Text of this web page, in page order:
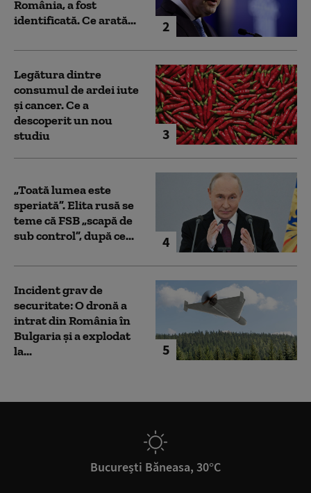
2
România, a fost
identificată. Ce arată...
3
Legătura dintre
consumul de ardei iute
și cancer. Ce a
descoperit un nou
studiu
4
„Toată lumea este
speriată”. Elita rusă se
teme că FSB „scapă de
sub control”, după ce...
5
Incident grav de
securitate: O dronă a
intrat din România în
Bulgaria şi a explodat
la...
București Băneasa, 30°C